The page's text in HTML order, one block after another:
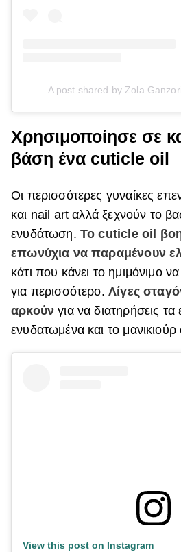
A post shared by Zola
Χρησιμοποίησε σε
βάση ένα cuticle oil
Οι περισσότερες γυναίκες
και nail art αλλά ξεχνούν το
ενυδάτωση. Το cuticle oil
επωνύχια να παραμένουν
κάτι που κάνει το ημιμόνιμο
για περισσότερο. Λίγες
αρκούν για να διατηρήσεις
ενυδατωμένα και το
View this post on Instagram